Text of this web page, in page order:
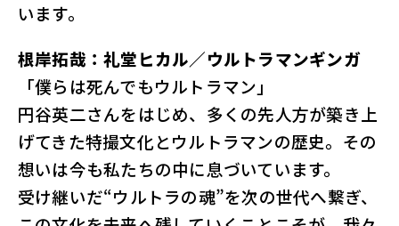
います。
根岸拓哉：礼堂ヒカル／ウルトラマンギンガ
「僕らは死んでもウルトラマン」
円谷英二さんをはじめ、多くの先人方が築き上
げてきた特撮文化とウルトラマンの歴史。その
想いは今も私たちの中に息づいています。
受け継いだ“ウルトラの魂”を次の世代へ繋ぎ、